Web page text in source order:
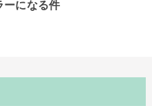
ーになる件